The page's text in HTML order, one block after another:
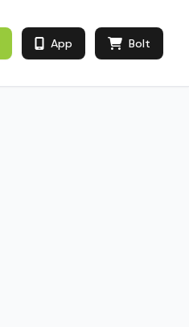
App Bolt